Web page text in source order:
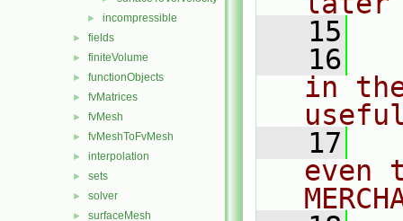
► incompressible
► fields
► finiteVolume
► functionObjects
► fvMatrices
► fvMesh
► fvMeshToFvMesh
► interpolation
► sets
► solver
► surfaceMesh
   15
   16
in
   17
even